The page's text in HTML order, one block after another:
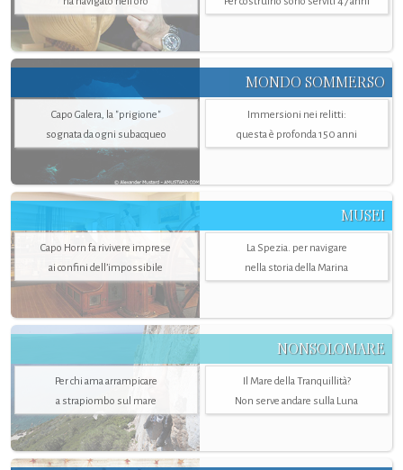
MONDO SOMMERSO
Capo Galera, la "prigione"
sognata da ogni subacqueo
Immersioni nei relitti:
questa è profonda 150 anni
MUSEI
Capo Horn fa rivivere imprese
ai confini dell’impossibile
La Spezia. per navigare
nella storia della Marina
NONSOLOMARE
Per chi ama arrampicare
a strapiombo sul mare
Il Mare della Tranquillità?
Non serve andare sulla Luna